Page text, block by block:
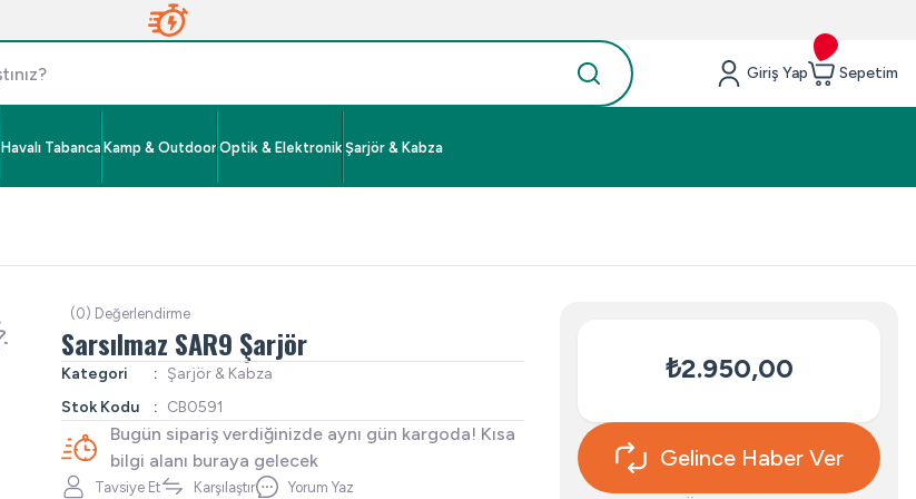
Giriş Yap Sepetim
Havalı Tabanca Kamp & Outdoor Optik & Elektronik Şarjör & Kabza
(0) Değerlendirme
Sarsılmaz SAR9 Şarjör
Kategori
Şarjör & Kabza
Stok Kodu
CB0591
Bugün sipariş verdiğinizde aynı gün kargoda! Kısa
bilgi alanı buraya gelecek
Tavsiye Et Karşılaştır Yorum Yaz
₺2.950,00
Gelince Haber Ver